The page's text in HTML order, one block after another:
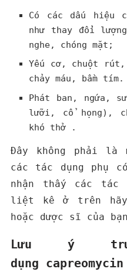
Có các dấu hiệu
như thay đổi
nghe, chóng mặt;
Yếu cơ, chuột
chảy máu, bầm tím.
Phát ban, ngứa,
lưỡi, cổ họng),
khó thở .
Đây không phải là
các tác dụng phụ
nhận thấy các tác
liệt kê ở trên
hoặc dược sĩ của
Lưu ý
dụng capreomycin